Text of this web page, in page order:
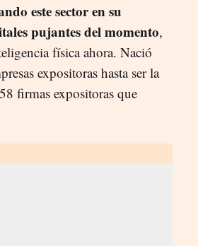
este sector en su
pujantes del momento,
física ahora. Nació
expositoras hasta ser la
firmas expositoras que